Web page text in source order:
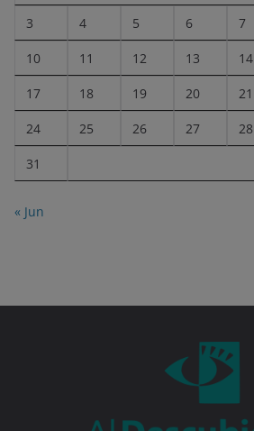
3 4 5 6 7
10 11 12 13 14
17 18 19 20 21
24 25 26 27 28
31
« Jun